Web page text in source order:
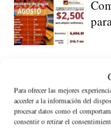
Para ofrecer las mejores
acceder a la información del
procesar datos como el
consentir o retirar el
del